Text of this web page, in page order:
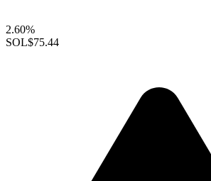
2.60%
SOL$75.44